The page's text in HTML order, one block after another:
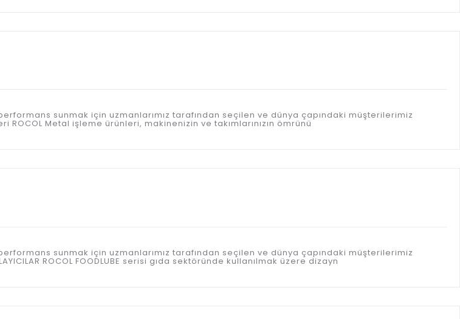
sunmak için uzmanlarımız tarafından seçilen ve dünya çapındaki müşterilerimiz
Metal işleme ürünleri, makinenizin ve takımlarınızın ömrünü
sunmak için uzmanlarımız tarafından seçilen ve dünya çapındaki müşterilerimiz
ROCOL FOODLUBE serisi gıda sektöründe kullanılmak üzere dizayn